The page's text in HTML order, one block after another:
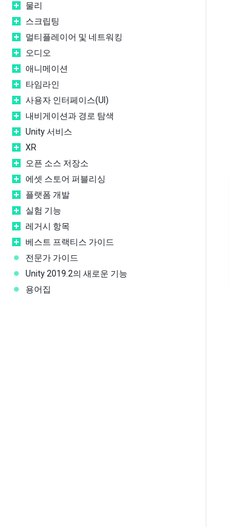
물리
스크립팅
멀티플레이어 및 네트워킹
오디오
애니메이션
타임라인
사용자 인터페이스(UI)
내비게이션과 경로 탐색
Unity 서비스
XR
오픈 소스 저장소
에셋 스토어 퍼블리싱
플랫폼 개발
실험 기능
레거시 항목
베스트 프랙티스 가이드
전문가 가이드
Unity 2019.2의 새로운 기능
용어집